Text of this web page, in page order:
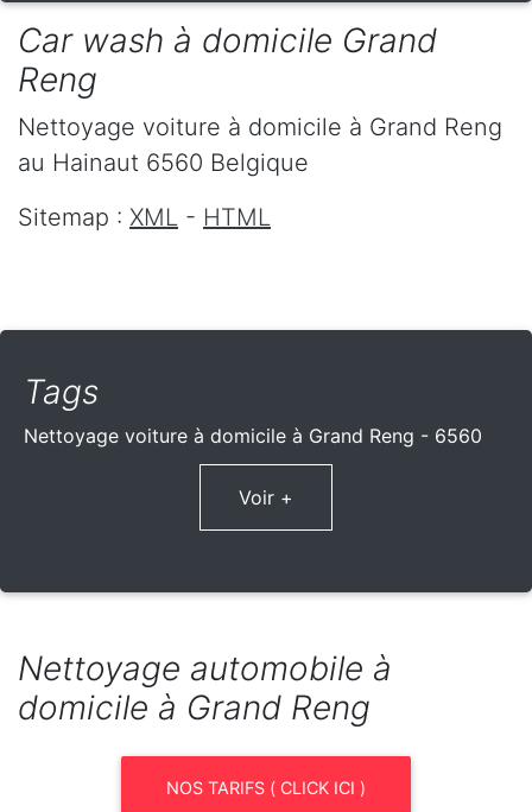
Car wash à domicile Grand
Reng
Nettoyage voiture à domicile à Grand Reng
au Hainaut 6560 Belgique
Sitemap : XML - HTML
Tags
Nettoyage voiture à domicile à Grand Reng - 6560
Voir +
Nettoyage automobile à
domicile à Grand Reng
NOS TARIFS ( CLICK ICI )